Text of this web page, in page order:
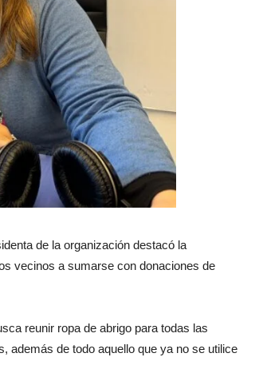
de la organización destacó la
vecinos a sumarse con donaciones de
reunir ropa de abrigo para todas las
además de todo aquello que ya no se utilice